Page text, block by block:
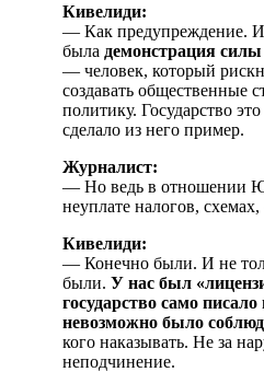
Кивелиди:
— Как предупреждение. И
была демонстрация
— человек, который
создавать общественные
политику. Государство
сделало из него пример.
Журналист:
— Но ведь в отношении
неуплате налогов,
Кивелиди:
— Конечно были. И не
были. У нас был
государство само
невозможно было
кого наказывать. Не за
неподчинение.